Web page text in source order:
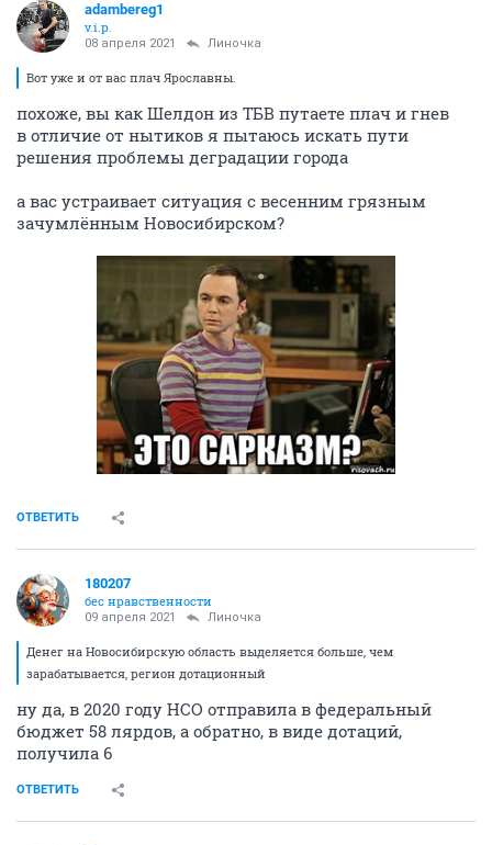
adambereg1
v.i.p.
08 апреля 2021 Линочка
Вот уже и от вас плач Ярославны.
похоже, вы как Шелдон из ТБВ путаете плач и гнев
в отличие от нытиков я пытаюсь искать пути
решения проблемы деградации города
а вас устраивает ситуация с весенним грязным
зачумлённым Новосибирском?
ОТВЕТИТЬ
180207
бес нравственности
09 апреля 2021 Линочка
Денег на Новосибирскую область выделяется больше, чем
зарабатывается, регион дотационный
ну да, в 2020 году НСО отправила в федеральный
бюджет 58 лярдов, а обратно, в виде дотаций,
получила 6
ОТВЕТИТЬ